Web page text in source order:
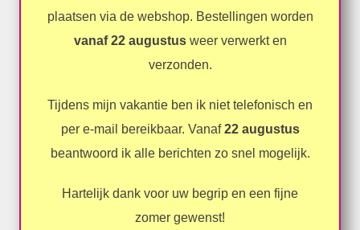
plaatsen via de webshop. Bestellingen worden
vanaf 22 augustusweer verwerkt en
verzonden.
Tijdens mijn vakantie ben ik niet telefonisch en
per e-mail bereikbaar. Vanaf22 augustus
beantwoord ik alle berichten zo snel mogelijk.
Hartelijk dank voor uw begrip en een fijne
zomer gewenst!